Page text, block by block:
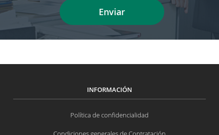
Enviar
INFORMACIÓN
Política de confidencialidad